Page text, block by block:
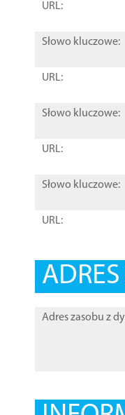
URL:
Słowo kluczowe:
URL:
Słowo kluczowe:
URL:
Słowo kluczowe:
URL:
Adres zasobu z